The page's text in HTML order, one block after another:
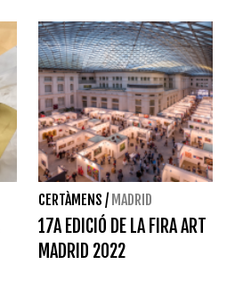
CERTÀMENS / MADRID
17A EDICIÓ DE LA FIRA ART
MADRID 2022